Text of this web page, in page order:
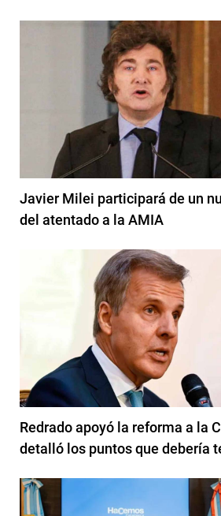
Javier Milei participará de un
del atentado a la AMIA
Redrado apoyó la reforma a la
detalló los puntos que debería